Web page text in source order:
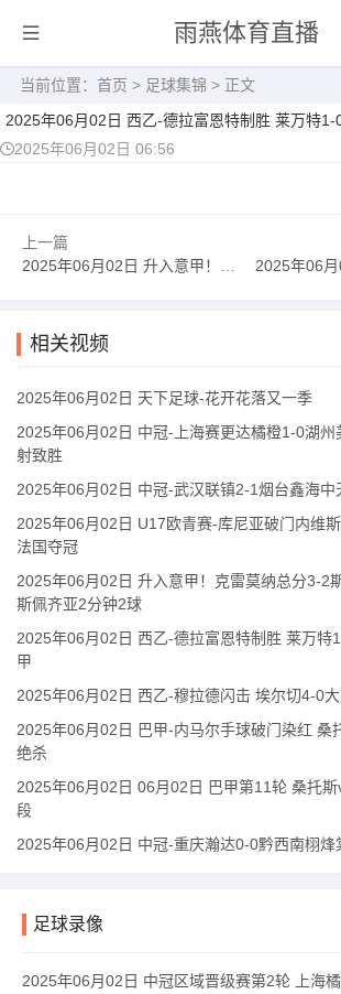
雨燕体育直播
当前位置： 首页 > 足球集锦 > 正文
2025年06月02日 西乙-德拉富恩特制胜 莱万特1-
2025年06月02日 06:56
上一篇
2025年06月02日 升入意甲！克雷莫纳总分3-2斯佩齐亚 德卢卡双响斯佩齐亚2分钟2球
2025年06月02日 西乙-穆拉
相关视频
2025年06月02日 天下足球-花开花落又一季
2025年06月02日 中冠-上海赛更达橘橙1-0湖州
射致胜
2025年06月02日 中冠-武汉联镇2-1烟台鑫海中
2025年06月02日 U17欧青赛-库尼亚破门内维
法国夺冠
2025年06月02日 升入意甲！克雷莫纳总分3-2
斯佩齐亚2分钟2球
2025年06月02日 西乙-德拉富恩特制胜 莱万特
甲
2025年06月02日 西乙-穆拉德闪击 埃尔切4-0
2025年06月02日 巴甲-内马尔手球破门染红 桑
绝杀
2025年06月02日 06月02日 巴甲第11轮 桑托
段
2025年06月02日 中冠-重庆瀚达0-0黔西南栩烽
足球录像
2025年06月02日 中冠区域晋级赛第2轮 上海